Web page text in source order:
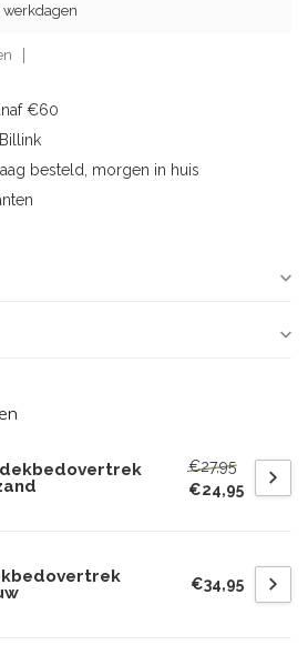
werkdagen
€60
besteld, morgen in huis
€27,95
€24,95
€34,95